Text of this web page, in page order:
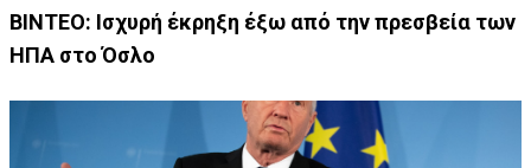
ΒΙΝΤΕΟ: Ισχυρή έκρηξη έξω από την πρεσβεία των
ΗΠΑ στο Όσλο